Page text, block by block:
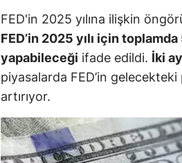
FED'in 2025 yılına ilişkin
FED’in 2025 yılı için
yapabileceği ifade edildi. İki
piyasalarda FED’in
artırıyor.